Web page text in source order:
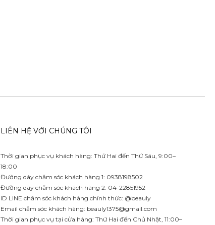
LIÊN HỆ VỚI CHÚNG TÔI
Thời gian phục vụ khách hàng: Thứ Hai đến Thứ Sáu, 9:00–
18:00
Đường dây chăm sóc khách hàng 1: 0938198502
Đường dây chăm sóc khách hàng 2: 04-22851952
ID LINE chăm sóc khách hàng chính thức: @beauly
Email chăm sóc khách hàng: beauly1375@gmail.com
Thời gian phục vụ tại cửa hàng: Thứ Hai đến Chủ Nhật, 11:00–